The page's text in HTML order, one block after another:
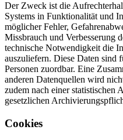
Der Zweck ist die
Systems in Funktionalität und
möglicher Fehler,
Missbrauch und Verbesserung
technische Notwendigkeit die
auszuliefern. Diese Daten sind
Personen zuordbar. Eine
anderen Datenquellen wird
zudem nach einer statistischen
gesetzlichen
Cookies